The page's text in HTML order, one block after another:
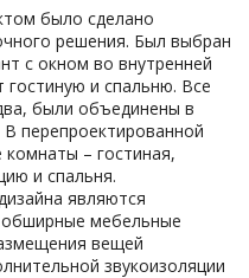
было сделано
решения. Был выбран
с окном во внутренней
гостиную и спальню. Все
были объединены в
перепроектированной
– гостиная,
и спальня.
являются
мебельные
вещей
звукоизоляции